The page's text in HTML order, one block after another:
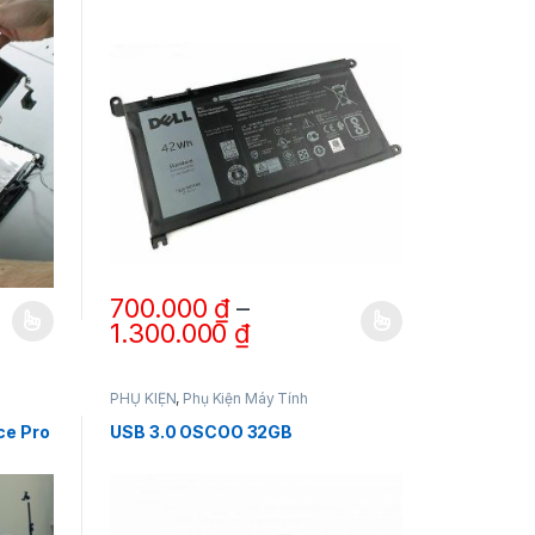
phẩm
Các tùy chọn có thể được chọn trên trang sản phẩm
700.000 ₫–
1.300.000 ₫
Sản phẩm này có nhiều biến thể. Các tùy chọn có thể
Pro
PHỤ KIỆN, Phụ Kiện Máy Tính
USB 3.0 OSCOO 32GB